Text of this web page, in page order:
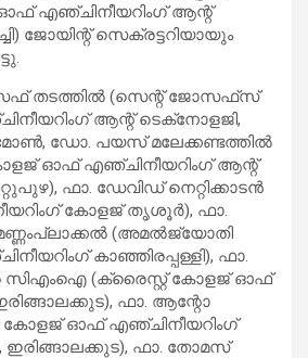
എഞ്ചിനീയറിംഗ് ആന്റ്
ജോയിന്റ് സെക്രട്ടറിയായും
തടത്തില്‍ (സെന്റ് ജോസഫ്‌സ്
ആന്റ് ടെക്‌നോളജി,
മോണ്‍, ഡോ. പയസ് മലേക്കണ്ടത്തില്‍
ഓഫ് എഞ്ചിനീയറിംഗ് ആന്റ്
ഫാ. ഡേവിഡ് നെറ്റിക്കാടന്‍
കോളജ് തൃശൂര്‍), ഫാ.
(അമല്‍ജ്യോതി
കാഞ്ഞിരപ്പള്ളി), ഫാ.
സിഎംഐ (ക്രൈസ്റ്റ് കോളജ് ഓഫ്
ഫാ. ആന്റോ
ഓഫ് എഞ്ചിനീയറിംഗ്
ഫാ. തോമസ്